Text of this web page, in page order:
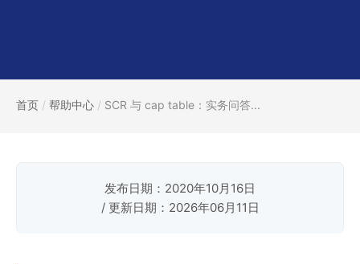
首页 / 帮助中心 / SCR 与 cap table：实务问答...
发布日期：2020年10月16日
/ 更新日期：2026年06月11日